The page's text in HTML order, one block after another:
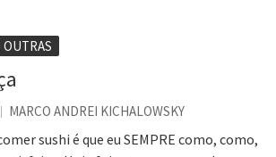
o veganismo não é a resposta
é o segredo do sucesso
MARCO ANDREI KICHALOWSKY
sushi é que eu SEMPRE como, como,